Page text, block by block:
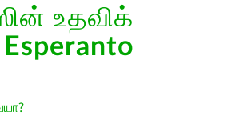
உதவிக்
Esperanto